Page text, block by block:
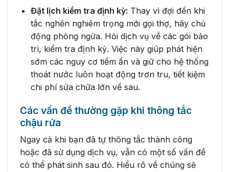
Đặt lịch kiểm tra định kỳ: Thay vì đợi đến khi
tắc nghẽn nghiêm trọng mới gọi thợ, hãy chủ
động phòng ngừa. Hỏi dịch vụ về các gói bảo
trì, kiểm tra định kỳ. Việc này giúp phát hiện
sớm các nguy cơ tiềm ẩn và giữ cho hệ thống
thoát nước luôn hoạt động trơn tru, tiết kiệm
chi phí sửa chữa lớn về sau.
Các vấn đề thường gặp khi thông tắc
chậu rửa
Ngay cả khi bạn đã tự thông tắc thành công
hoặc đã sử dụng dịch vụ, vẫn có một số vấn đề
có thể phát sinh sau đó. Hiểu rõ về chúng sẽ